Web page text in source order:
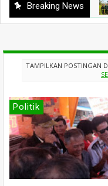
Breaking News
TAMPILKAN POSTINGAN
Politik